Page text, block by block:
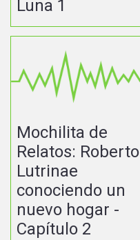
Luna 1
Mochilita de
Relatos: Roberto
Lutrinae
conociendo un
nuevo hogar -
Capítulo 2